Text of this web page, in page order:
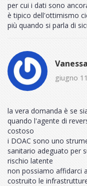
per cui i dati sono
è tipico dell'ottimismo
più quando si parla di
giugno
la vera domanda è se
quando l'agente di
costoso
i DOAC sono uno
sanitario adeguato per
rischio latente
non possiamo affidarci
costruito le